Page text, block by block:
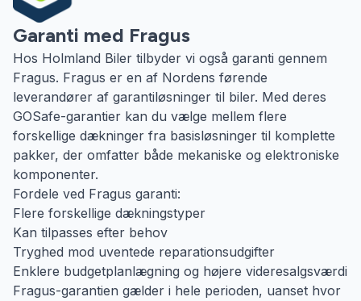
Garanti med Fragus
Hos Holmland Biler tilbyder vi også garanti gennem
Fragus. Fragus er en af Nordens førende
leverandører af garantiløsninger til biler. Med deres
GOSafe-garantier kan du vælge mellem flere
forskellige dækninger fra basisløsninger til komplette
pakker, der omfatter både mekaniske og elektroniske
komponenter.
Fordele ved Fragus garanti:
Flere forskellige dækningstyper
Kan tilpasses efter behov
Tryghed mod uventede reparationsudgifter
Enklere budgetplanlægning og højere videresalgsværdi
Fragus-garantien gælder i hele perioden, uanset hvor